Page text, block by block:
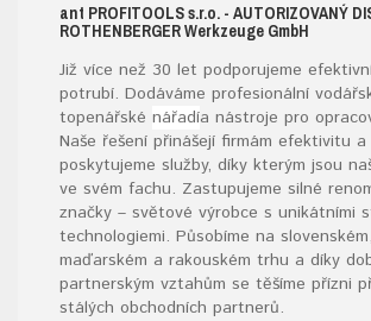
ant PROFITOOLSs.r.o. - AUTORIZOVANÝ
ROTHENBERGER Werkzeuge GmbH
Již více než 30 let podporujeme
potrubí. Dodáváme profesionální
topenářské nářadía nástroje pro
Naše řešení přinášejí firmám efektivitu a
poskytujeme služby, díky kterým jsou
ve svém fachu. Zastupujeme silné
značky – světové výrobce s unikátními
technologiemi. Působíme na
maďarském a rakouském trhu a díky
partnerským vztahům se těšíme přízni
stálých obchodních partnerů.